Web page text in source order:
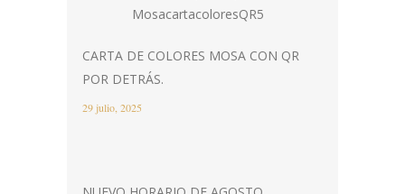
CARTA DE COLORES MOSA CON QR
POR DETRÁS.
29 julio, 2025